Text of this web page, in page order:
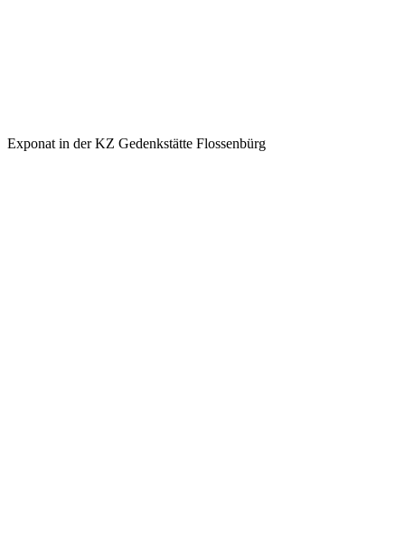
Exponat in der KZ Gedenkstätte Flossenbürg